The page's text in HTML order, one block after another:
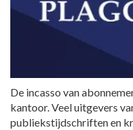
De incasso van
kantoor. Veel uitgevers
publiekstijdschriften en